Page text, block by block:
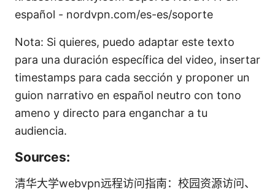
español - nordvpn.com/es-es/soporte
Nota: Si quieres, puedo adaptar este texto
para una duración específica del video, insertar
timestamps para cada sección y proponer un
guion narrativo en español neutro con tono
ameno y directo para enganchar a tu
audiencia.
Sources:
清华大学webvpn远程访问指南：校园资源访问、